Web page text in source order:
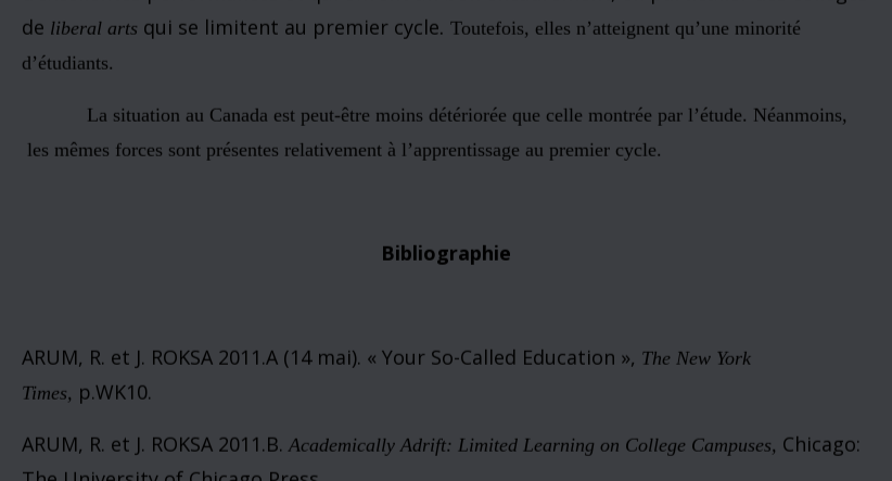
le développement denouvelles connaissances scientifiques .En bref,le système fonctionne.
Aucun des acteurs du système n’est principalement intéressé par la croissance
préoccupés par la rétention des étudiants et leur persistance. L’apprentissage
limité sur les campus universitaires n’est pas une crise parce que les acteurs
système dans son ensemble ne sont en aucune façon contestés ou menacés.
Conclusion
Parmi les 2 774 institutions américaines qui avaient en 2009 des programmes de
quatre ans débouchant sur un diplôme de baccalauréat, il y en a plusieurs qui ont
d’excellentes performances et qui offrent un bon encadrement, en particulier des collèges